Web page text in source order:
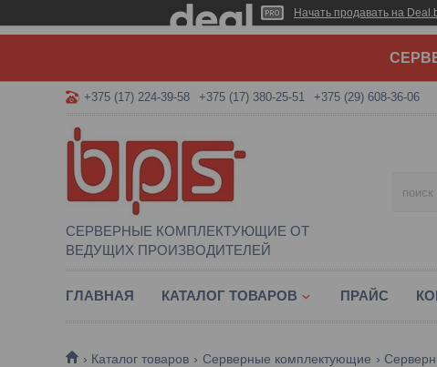
Начать продавать на
+375 (17) 224-39-58 +375 (17) 380-25-51 +375 (29) 608-36-06
СЕРВЕРНЫЕ КОМПЛЕКТУЮЩИЕ ОТ
ВЕДУЩИХ ПРОИЗВОДИТЕЛЕЙ
ГЛАВНАЯ КАТАЛОГ ТОВАРОВ ПРАЙС
Каталог товаров Серверные комплектующие